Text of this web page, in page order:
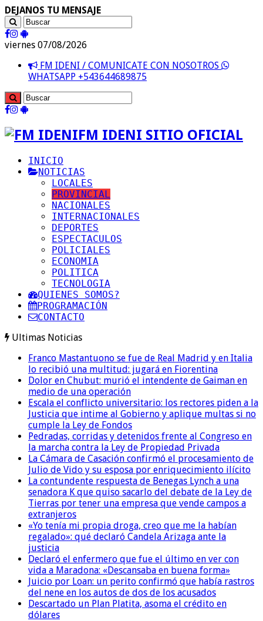
DEJANOS TU MENSAJE
viernes 07/08/2026
FM IDENI / COMUNICATE CON NOSOTROS
WHATSAPP +543644689875
FM IDENI SITIO OFICIAL
INICIO
NOTICIAS
LOCALES
PROVINCIAL
NACIONALES
INTERNACIONALES
DEPORTES
ESPECTACULOS
POLICIALES
ECONOMIA
POLITICA
TECNOLOGIA
QUIENES SOMOS?
PROGRAMACIÓN
CONTACTO
Ultimas Noticias
Franco Mastantuono se fue de Real Madrid y en Italia
lo recibió una multitud: jugará en Fiorentina
Dolor en Chubut: murió el intendente de Gaiman en
medio de una operación
Escala el conflicto universitario: los rectores piden a la
Justicia que intime al Gobierno y aplique multas si no
cumple la Ley de Fondos
Pedradas, corridas y detenidos frente al Congreso en
la marcha contra la Ley de Propiedad Privada
La Cámara de Casación confirmó el procesamiento de
Julio de Vido y su esposa por enriquecimiento ilícito
La contundente respuesta de Benegas Lynch a una
senadora K que quiso sacarlo del debate de la Ley de
Tierras por tener una empresa que vende campos a
extranjeros
«Yo tenía mi propia droga, creo que me la habían
regalado»: qué declaró Candela Arizaga ante la
justicia
Declaró el enfermero que fue el último en ver con
vida a Maradona: «Descansaba en buena forma»
Juicio por Loan: un perito confirmó que había rastros
del nene en los autos de dos de los acusados
Descartado un Plan Platita, asoma el crédito en
dólares